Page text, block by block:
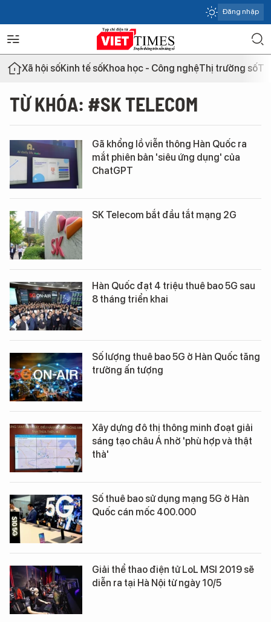
Đăng nhập
Xã hội sốKinh tế sốKhoa học - Công nghệThị trường số
TỪ KHÓA: #SK TELECOM
Gã khổng lồ viễn thông Hàn Quốc ra
mắt phiên bản 'siêu ứng dụng' của
ChatGPT
SK Telecom bắt đầu tắt mạng 2G
Hàn Quốc đạt 4 triệu thuê bao 5G sau
8 tháng triển khai
Số lượng thuê bao 5G ở Hàn Quốc tăng
trưởng ấn tượng
Xây dựng đô thị thông minh đoạt giải
sáng tạo châu Á nhờ 'phù hợp và thật
thà'
Số thuê bao sử dụng mạng 5G ở Hàn
Quốc cán mốc 400.000
Giải thể thao điện tử LoL MSI 2019 sẽ
diễn ra tại Hà Nội từ ngày 10/5